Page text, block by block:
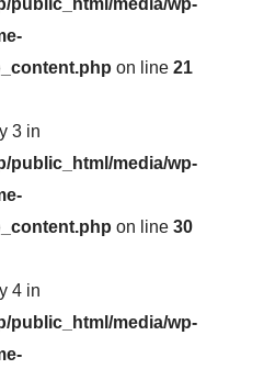
on line 21
3 in
public_html/media/wp-
on line 30
4 in
public_html/media/wp-